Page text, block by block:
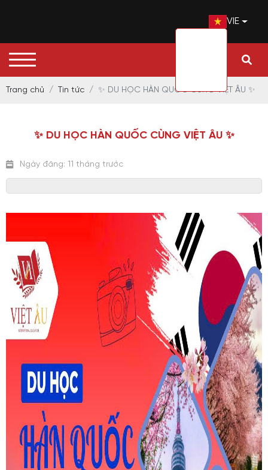
VIE
Trang chủ Tin tức ✨ DU HỌC HÀN QUỐC CÙNG VIỆT ÂU ✨
✨ DU HỌC HÀN QUỐC CÙNG VIỆT ÂU ✨
Ngày đăng: 11 tháng trước